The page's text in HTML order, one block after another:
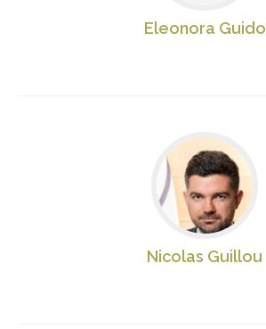
Eleonora Guido
Nicolas Guillou